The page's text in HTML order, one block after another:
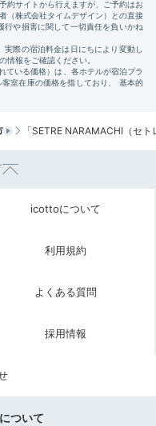
には写真集や洋書、
」は、目の前に世界
「SETRE NARAMACHI（セ
icottoについて
利用規約
よくある質問
採用情報
ついて